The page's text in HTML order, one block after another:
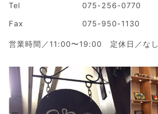
Tel 075-256-0770
Fax 075-950-1130
営業時間／11:00〜19:00 定休日／なし